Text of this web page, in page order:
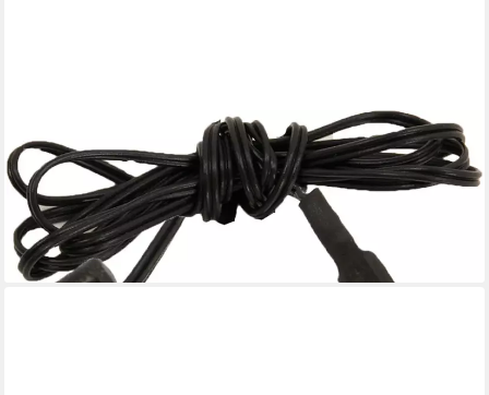
Krippen-Zubehör LED mit Stecker, 1 LED auf 2cm, blau, Höhe in
cm: 96
4,31 € UVP7,94 €
-46%
lieferbar - in 2-3 Werktagen bei dir